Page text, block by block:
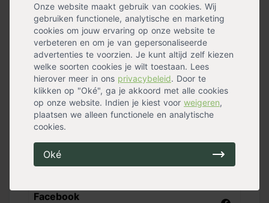
Onze website maakt gebruik van cookies. Wij
gebruiken functionele, analytische en marketing
cookies om jouw ervaring op onze website te
verbeteren en om je van gepersonaliseerde
advertenties te voorzien. Je kunt altijd zelf kiezen
welke soorten cookies je wilt toestaan. Lees
hierover meer in ons privacybeleid. Door te
klikken op "Oké", ga je akkoord met alle cookies
op onze website. Indien je kiest voor weigeren,
plaatsen we alleen functionele en analytische
cookies.
Oké
Offerte op maat
Kom je er niet uit?
Bel ons
+31 (0)85 40 16 555
Mail ons
info@tuincentrum.nl
Facebook